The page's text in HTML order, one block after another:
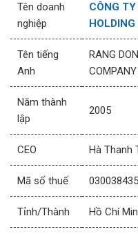
Tên doanh
nghiệp
CÔNG
HOLDING
Tên tiếng
Anh
RANG
COMPANY
Năm thành
lập
2005
CEO Hà Thanh
Mã số thuế
Tỉnh/Thành Hồ Chí